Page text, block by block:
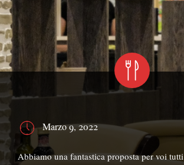
Marzo 9, 2022
Abbiamo una fantastica proposta per voi tutti